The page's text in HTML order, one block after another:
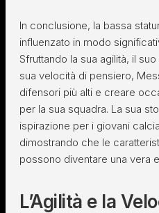
In conclusione, la bassa
influenzato in modo
Sfruttando la sua agilità, il
sua velocità di pensiero,
difensori più alti e creare
per la sua squadra. La sua
ispirazione per i giovani
dimostrando che le
possono diventare una vera
L’Agilità e la